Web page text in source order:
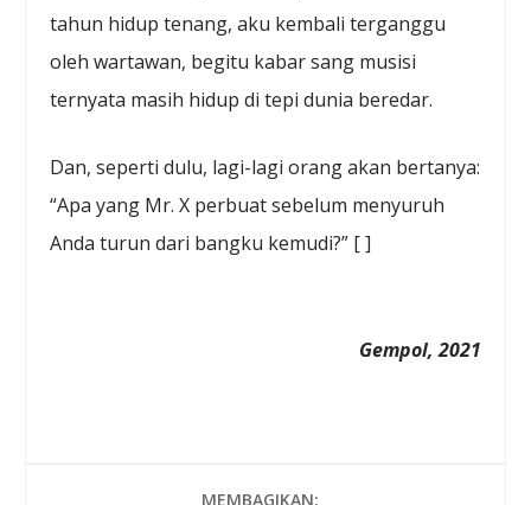
tahun hidup tenang, aku kembali terganggu
oleh wartawan, begitu kabar sang musisi
ternyata masih hidup di tepi dunia beredar.
Dan, seperti dulu, lagi-lagi orang akan bertanya:
“Apa yang Mr. X perbuat sebelum menyuruh
Anda turun dari bangku kemudi?” [ ]
Gempol, 2021
MEMBAGIKAN: